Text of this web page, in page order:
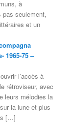
à
seulement,
et un
1965-75 –
l’accès à
rétroviseur, avec
leurs mélodies la
la lune et plus
[…]